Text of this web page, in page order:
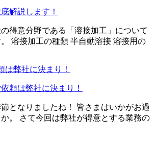
解説します！
得意分野である「溶接加工」について
溶接加工の種類 半自動溶接 溶接用の
頼は弊社に決まり！
となりましたね！ 皆さまはいかがお過
。 さて今回は弊社が得意とする業務の